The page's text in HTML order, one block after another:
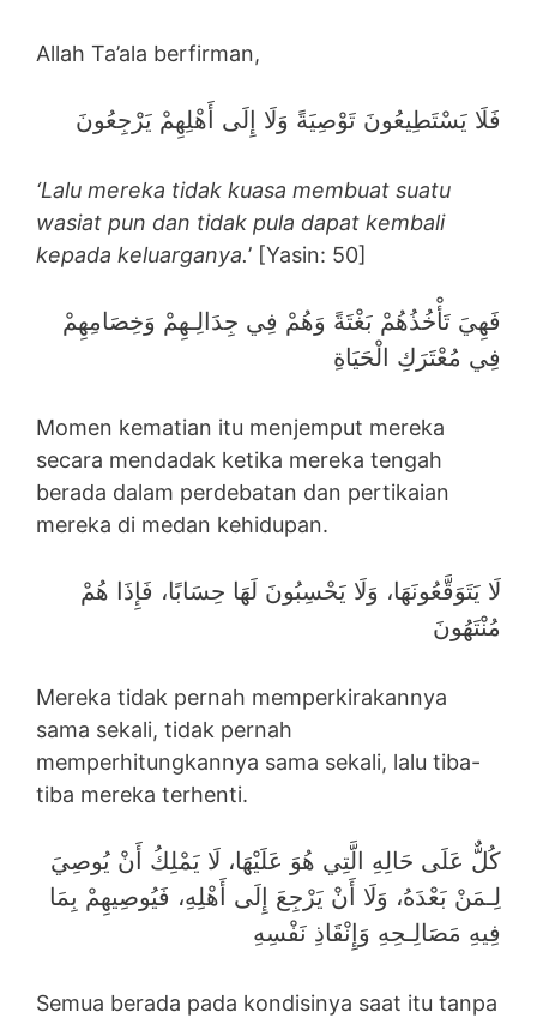
Allah Ta’ala berfirman,
فَلَا يَسْتَطِيعُونَ تَوْصِيَةً وَلَا إِلَى أَهْلِهِمْ يَرْجِعُونَ
‘Lalu mereka tidak kuasa membuat suatu
wasiat pun dan tidak pula dapat kembali
kepada keluarganya.’ [Yasin: 50]
فَهِيَ تَأْخُذُهُمْ بَغْتَةً وَهُمْ فِي جِدَالِـهِمْ وَخِصَامِهِمْ
فِي مُعْتَرَكِ الْحَيَاةِ
Momen kematian itu menjemput mereka
secara mendadak ketika mereka tengah
berada dalam perdebatan dan pertikaian
mereka di medan kehidupan.
لَا يَتَوَقَّعُونَهَا، وَلَا يَحْسِبُونَ لَهَا حِسَابًا، فَإِذَا هُمْ
مُنْتَهُونَ
Mereka tidak pernah memperkirakannya
sama sekali, tidak pernah
memperhitungkannya sama sekali, lalu tiba-
tiba mereka terhenti.
كُلٌّ عَلَى حَالِهِ الَّتِي هُوَ عَلَيْهَا، لَا يَمْلِكُ أَنْ يُوصِيَ
لِـمَنْ بَعْدَهُ، وَلَا أَنْ يَرْجِعَ إِلَى أَهْلِهِ، فَيُوصِيهِمْ بِمَا
فِيهِ مَصَالِـحِهِ وَإِنْقَاذِ نَفْسِهِ
Semua berada pada kondisinya saat itu tanpa